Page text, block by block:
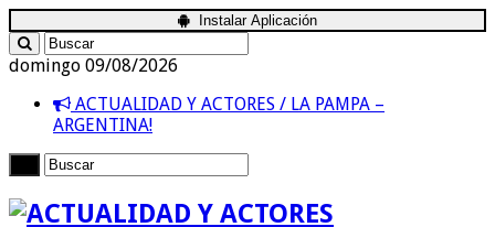
Instalar Aplicación
domingo 09/08/2026
ACTUALIDAD Y ACTORES / LA PAMPA –
ARGENTINA!